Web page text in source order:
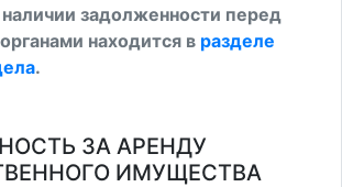
задолженности перед
находится в разделе
.
ЗА АРЕНДУ
ИМУЩЕСТВА